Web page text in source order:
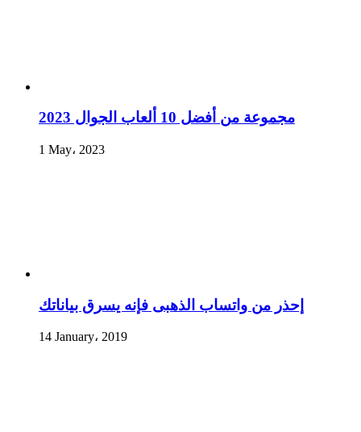
مجموعة من أفضل 10 ألعاب الجوال 2023
1 May، 2023
إحذر من واتساب الذهبى فإنه يسرق بياناتك
14 January، 2019